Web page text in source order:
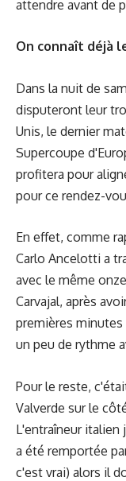
attendre avant de
On connaît déjà
Dans la nuit de
disputeront leur
Unis, le dernier
Supercoupe
profitera pour
pour ce rendez-
En effet, comme
Carlo Ancelotti a
avec le même
Carvajal, après
premières minutes
un peu de rythme
Pour le reste,
Valverde sur le
L'entraîneur italien
a été remportée
c'est vrai) alors il